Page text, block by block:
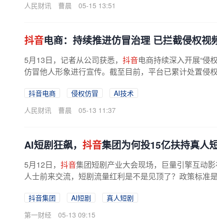
人民财讯
曹晨 05-15 13:51
抖音电商：持续推进仿冒治理 已拦截侵权视
5月13日，记者从公司获悉， 抖音电商持续深入开展“侵
仿冒他人形象进行宣传。截至目前，平台已累计处置侵
抖音电商 侵权仿冒
AI技术
人民财讯
曹晨 05-13 11:37
AI短剧狂飙， 抖音集团为何投15亿扶持真人
5月12日， 抖音集团短剧产业大会现场，巨量引擎互动
人士前来交流，短剧流量红利是不是见顶了？政策标准
抖音集团 AI短剧
真人短剧
第一财经
05-13 09:15